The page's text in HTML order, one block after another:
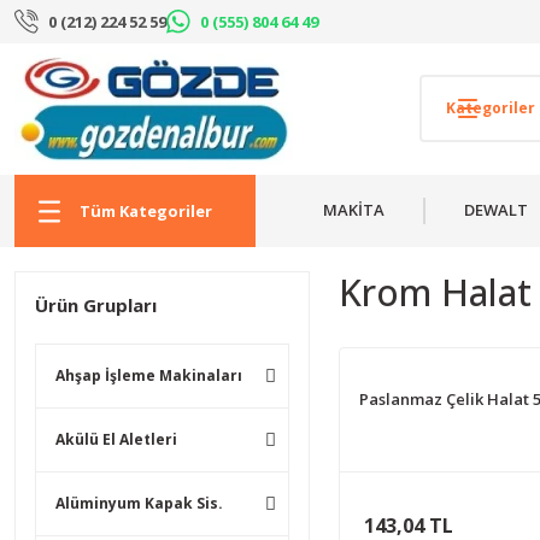
0 (212) 224 52 59 0 (555) 804 64 49
Tüm Kategoriler MAKİTA DEWALT
Ürün Grupları
Ahşap İşleme Makinaları
Akülü El Aletleri
Alüminyum Kapak Sis.
Krom Halat
Paslanmaz Çelik Halat
143,04 TL